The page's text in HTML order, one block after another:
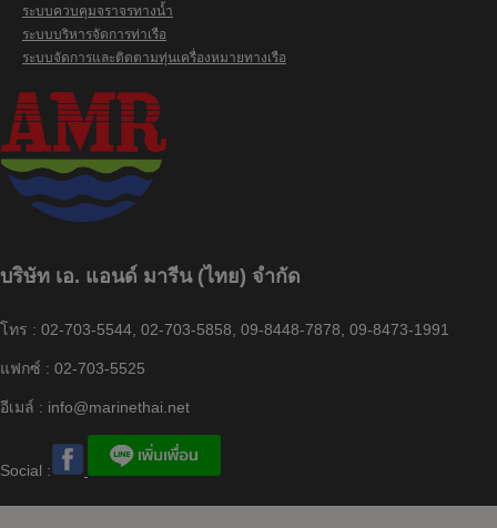
ระบบควบคุมจราจรทางน้ำ
ระบบบริหารจัดการท่าเรือ
ระบบจัดการและติดตามทุ่นเครื่องหมายทางเรือ
บริษัท เอ. แอนด์ มารีน (ไทย) จำกัด
โทร : 02-703-5544, 02-703-5858, 09-8448-7878, 09-8473-1991
แฟกซ์ : 02-703-5525
อีเมล์ : info@marinethai.net
Social :